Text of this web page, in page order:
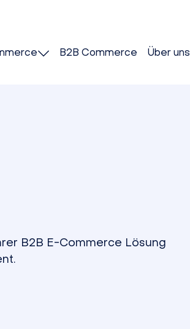
B2B Commerce Über uns
B2B E-Commerce Lösung